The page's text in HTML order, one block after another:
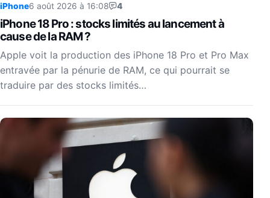
iPhone6 août 2026 à 16:08 4
iPhone 18 Pro : stocks limités au lancement à
cause de la RAM ?
Apple voit la production des iPhone 18 Pro et Pro Max
entravée par la pénurie de RAM, ce qui pourrait se
traduire par des stocks limités…